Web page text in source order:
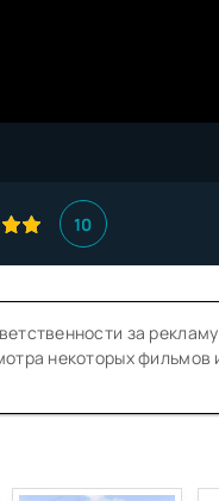
10
за
некоторых